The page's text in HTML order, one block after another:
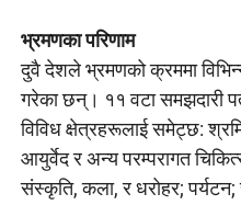
भ्रमणका परिणाम
दुवै देशले भ्रमणको क्रममा
गरेका छन्। ११ वटा समझदारी
विविध क्षेत्रहरूलाई समेट्छ:
आयुर्वेद र अन्य परम्परागत
संस्कृति, कला, र धरोहर;